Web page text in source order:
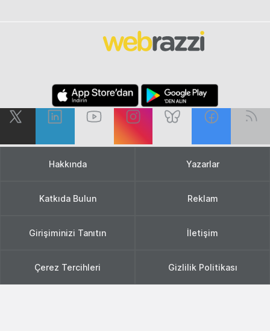
Hakkında Yazarlar
Katkıda Bulun Reklam
Girişiminizi Tanıtın İletişim
Çerez Tercihleri Gizlilik Politikası